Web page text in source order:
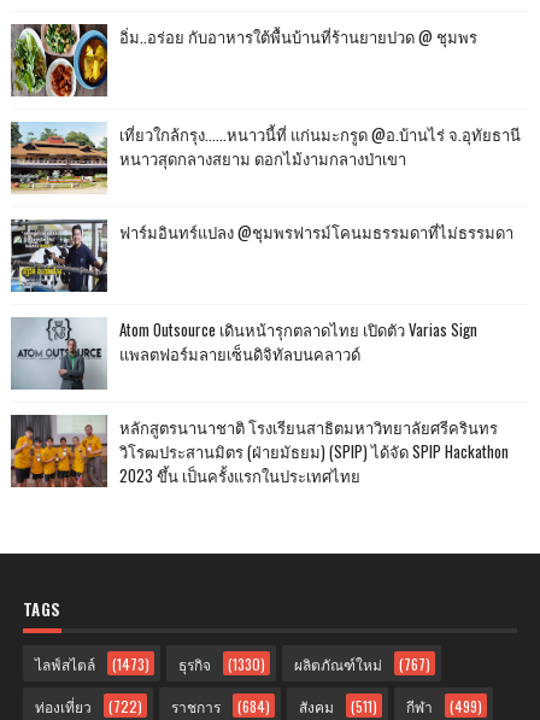
อิ่ม..อร่อย กับอาหารใต้พื้นบ้านที่ร้านยายปวด @ ชุมพร
เที่ยวใกล้กรุง......หนาวนี้ที่ แก่นมะกรูด @อ.บ้านไร่ จ.อุทัยธานี
หนาวสุดกลางสยาม ดอกไม้งามกลางป่าเขา
ฟาร์มอินทร์แปลง @ชุมพรฟารม์โคนมธรรมดาที่ไม่ธรรมดา
Atom Outsource เดินหน้ารุกตลาดไทย เปิดตัว Varias Sign
แพลตฟอร์มลายเซ็นดิจิทัลบนคลาวด์
หลักสูตรนานาชาติ โรงเรียนสาธิตมหาวิทยาลัยศรีครินทร
วิโรฒประสานมิตร (ฝ่ายมัธยม) (SPIP) ได้จัด SPIP Hackathon
2023 ขึ้น เป็นครั้งแรกในประเทศไทย
TAGS
ไลฟ์สไตล์ (1473) ธุรกิจ (1330) ผลิตภัณฑ์ใหม่ (767)
ท่องเที่ยว (722) ราชการ (684) สังคม (511) กีฬา (499)